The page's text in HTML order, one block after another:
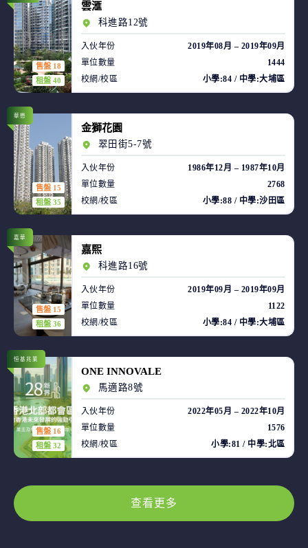
售盤 18
租盤 40
雲滙
科進路12號
入伙年份
2019年08月 – 2019年09月
單位數量
1444
校網/校區
小學:84 / 中學:大埔區
售盤 15
租盤 35
華懋
金獅花園
翠田街5-7號
入伙年份
1986年12月 – 1987年10月
單位數量
2768
校網/校區
小學:88 / 中學:沙田區
售盤 15
租盤 36
嘉華
嘉熙
科進路16號
入伙年份
2019年09月 – 2019年09月
單位數量
1122
校網/校區
小學:84 / 中學:大埔區
售盤 16
租盤 32
恒基兆業
ONE INNOVALE
馬適路8號
入伙年份
2022年05月 – 2022年10月
單位數量
1576
校網/校區
小學:81 / 中學:北區
查看更多